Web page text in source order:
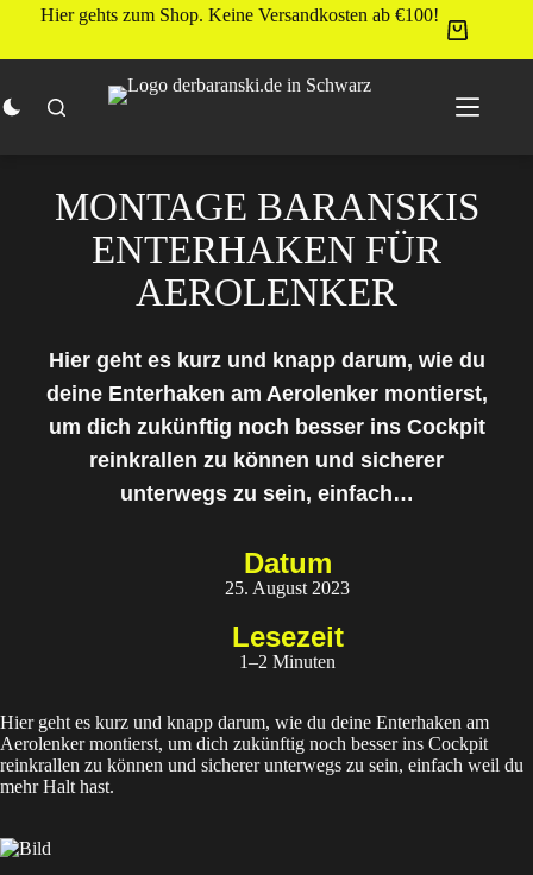
Hier gehts zum Shop. Keine Versandkosten ab €100!
MONTAGE BARANSKIS
ENTERHAKEN FÜR
AEROLENKER
Hier geht es kurz und knapp darum, wie du
deine Enterhaken am Aerolenker montierst,
um dich zukünftig noch besser ins Cockpit
reinkrallen zu können und sicherer
unterwegs zu sein, einfach…
Datum
25. August 2023
Lesezeit
1–2 Minuten
Hier geht es kurz und knapp darum, wie du deine Enterhaken am
Aerolenkermontierst, um dich zukünftig noch besser ins Cockpit
reinkrallen zu können und sicherer unterwegs zu sein, einfach weil du
mehr Halt hast.